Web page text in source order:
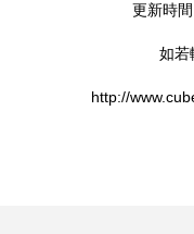
更新時
如若
http://